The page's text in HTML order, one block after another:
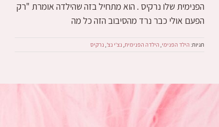
הפנימית שלו נרקיס . הוא מתחיל בזה שהילדה אומרת "רק
הפעם אולי כבר נרד מהסיבוב הזה כל מה
תגיות: הילד הפנימי, הילדה הפנימית, נצ'י נצ', נרקיס